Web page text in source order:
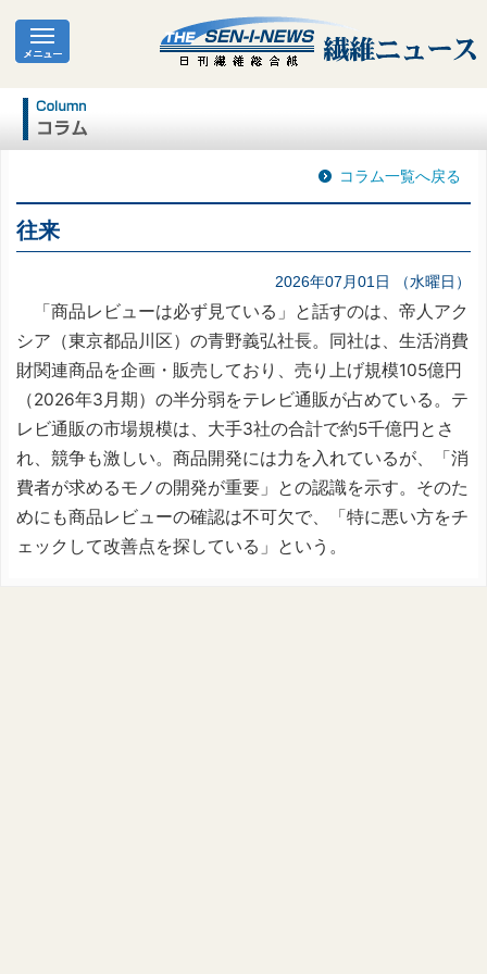
コラム一覧へ戻る
往来
2026年07月01日 （水曜日）
「商品レビューは必ず見ている」と話すのは、帝人アク
シア（東京都品川区）の青野義弘社長。同社は、生活消費
財関連商品を企画・販売しており、売り上げ規模105億円
（2026年3月期）の半分弱をテレビ通販が占めている。テ
レビ通販の市場規模は、大手3社の合計で約5千億円とさ
れ、競争も激しい。商品開発には力を入れているが、「消
費者が求めるモノの開発が重要」との認識を示す。そのた
めにも商品レビューの確認は不可欠で、「特に悪い方をチ
ェックして改善点を探している」という。